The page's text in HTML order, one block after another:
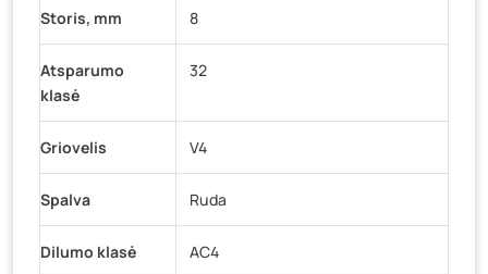
Storis, mm 8
Atsparumo
klasė
32
Griovelis V4
Spalva Ruda
Dilumo klasė AC4